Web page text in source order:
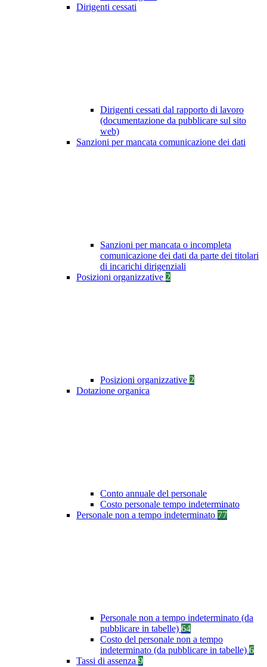
Dirigenti cessati
Dirigenti cessati dal rapporto di lavoro
(documentazione da pubblicare sul sito
web)
Sanzioni per mancata comunicazione dei dati
Sanzioni per mancata o incompleta
comunicazione dei dati da parte dei titolari
di incarichi dirigenziali
Posizioni organizzative 2
Posizioni organizzative 2
Dotazione organica
Conto annuale del personale
Costo personale tempo indeterminato
Personale non a tempo indeterminato 77
Personale non a tempo indeterminato (da
pubblicare in tabelle) 64
Costo del personale non a tempo
indeterminato (da pubblicare in tabelle) 6
Tassi di assenza 9